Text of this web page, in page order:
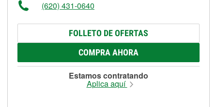
(620) 431-0640
FOLLETO DE OFERTAS
COMPRA AHORA
Estamos contratando
Aplica aquí